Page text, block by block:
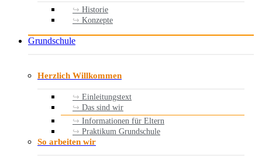
Historie
Konzepte
Grundschule
Herzlich Willkommen
Einleitungstext
Das sind wir
Informationen für Eltern
Praktikum Grundschule
So arbeiten wir